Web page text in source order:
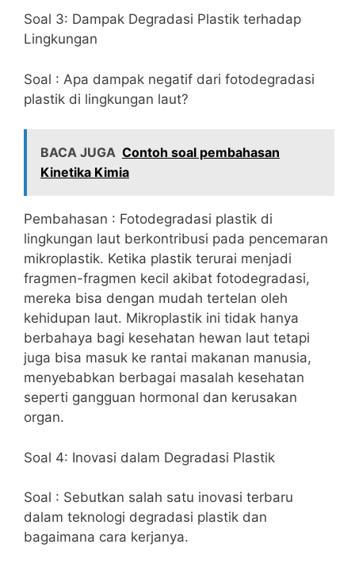
Soal 3: Dampak Degradasi Plastik terhadap
Lingkungan
Soal : Apa dampak negatif dari fotodegradasi
plastik di lingkungan laut?
BACA JUGA Contoh soal pembahasan
Kinetika Kimia
Pembahasan : Fotodegradasi plastik di
lingkungan laut berkontribusi pada pencemaran
mikroplastik. Ketika plastik terurai menjadi
fragmen-fragmen kecil akibat fotodegradasi,
mereka bisa dengan mudah tertelan oleh
kehidupan laut. Mikroplastik ini tidak hanya
berbahaya bagi kesehatan hewan laut tetapi
juga bisa masuk ke rantai makanan manusia,
menyebabkan berbagai masalah kesehatan
seperti gangguan hormonal dan kerusakan
organ.
Soal 4: Inovasi dalam Degradasi Plastik
Soal : Sebutkan salah satu inovasi terbaru
dalam teknologi degradasi plastik dan
bagaimana cara kerjanya.